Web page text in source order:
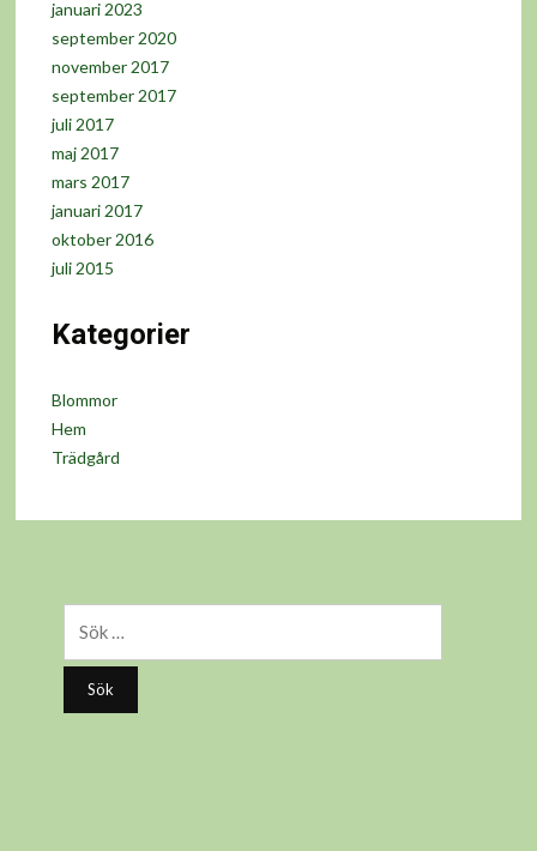
januari 2023
september 2020
november 2017
september 2017
juli 2017
maj 2017
mars 2017
januari 2017
oktober 2016
juli 2015
Kategorier
Blommor
Hem
Trädgård